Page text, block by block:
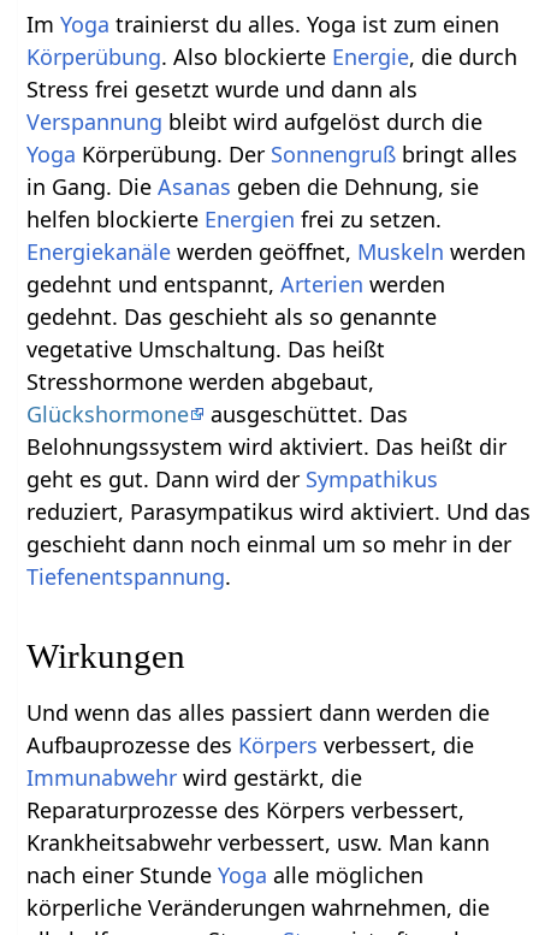
ImYoga trainierst du alles. Yoga ist zum einen
Körperübung. Also blockierte Energie, die durch
Stress frei gesetzt wurde und dann als
Verspannung bleibt wird aufgelöst durch die
Yoga Körperübung. Der Sonnengruß bringt alles
in Gang. DieAsanas geben die Dehnung, sie
helfen blockierte Energien frei zu setzen.
Energiekanäle werden geöffnet, Muskeln werden
gedehnt und entspannt,Arterien werden
gedehnt. Das geschieht als so genannte
vegetative Umschaltung. Das heißt
Stresshormone werden abgebaut,
Glückshormone
ausgeschüttet. Das
Belohnungssystem wird aktiviert. Das heißt dir
geht es gut. Dann wird der Sympathikus
reduziert, Parasympatikus wird aktiviert. Und das
geschieht dann noch einmal um so mehr in der
Tiefenentspannung.
Wirkungen
Und wenn das alles passiert dann werden die
Aufbauprozesse des Körpers verbessert, die
Immunabwehr wird gestärkt, die
Reparaturprozesse des Körpers verbessert,
Krankheitsabwehr verbessert, usw. Man kann
nach einer StundeYoga alle möglichen
körperliche Veränderungen wahrnehmen, die